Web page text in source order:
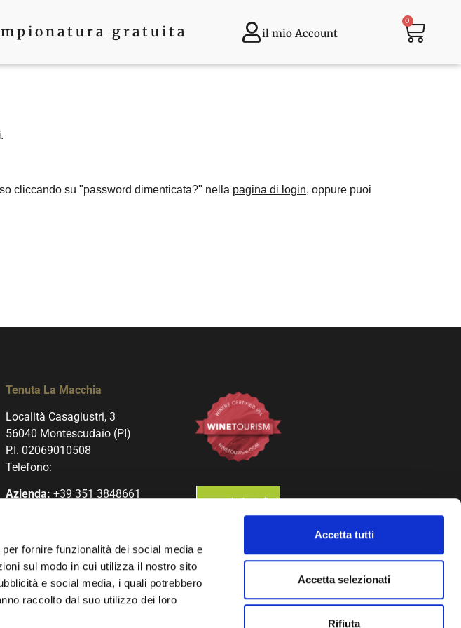
fornire funzionalità dei social media e
sul modo in cui utilizza il nostro sito
e social media, i quali potrebbero
raccolto dal suo utilizzo dei loro
Accetta tutti
Accetta selezionati
Rifiuta
gratuita il mio Account
0
.
cliccando su "password dimenticata?" nella pagina di login, oppure puoi
Tenuta La Macchia
Località Casagiustri, 3
56040 Montescudaio (PI)
P.I. 02069010508
Telefono:
Azienda: +39 351 3848661
Letizia:+39 338 1258469